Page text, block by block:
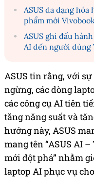
ASUS đa dạng
phẩm mới
ASUS ghi đấu
AI đến người dùng
ASUS tin rằng, với
ngừng, các dòng
các công cụ AI tiên
tăng năng suất và
hướng này, ASUS
mang tên “ASUS AI
mới đột phá” nhằm
laptop AI phục vụ